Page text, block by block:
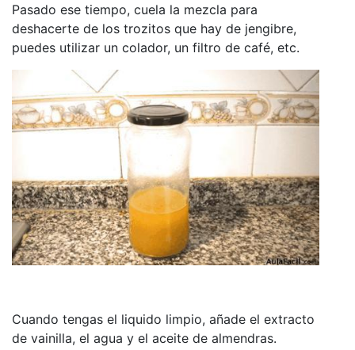
Pasado ese tiempo, cuela la mezcla para
deshacerte de los trozitos que hay de jengibre,
puedes utilizar un colador, un filtro de café, etc.
Cuando tengas el liquido limpio, añade el extracto
de vainilla, el agua y el aceite de almendras.